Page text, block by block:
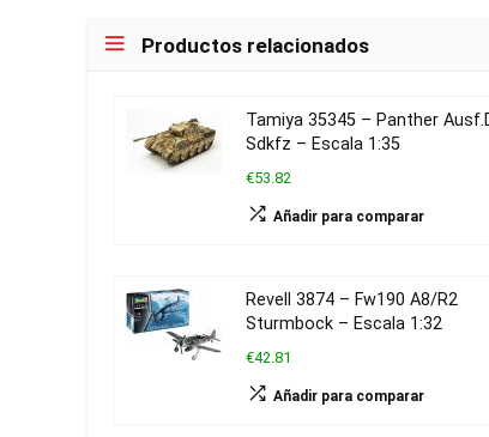
Productos relacionados
Tamiya 35345 – Panther
Sdkfz – Escala 1:35
€53.82
Añadir para comparar
Revell 3874 – Fw190 A8/R2
Sturmbock – Escala 1:32
€42.81
Añadir para comparar